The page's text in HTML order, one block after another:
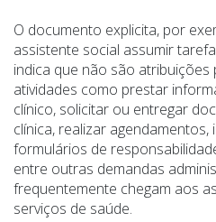
O documento explicita, por
assistente social assumir
indica que não são atribuições
atividades como prestar
clínico, solicitar ou entregar
clínica, realizar
formulários de
entre outras demandas
frequentemente chegam aos
serviços de saúde.